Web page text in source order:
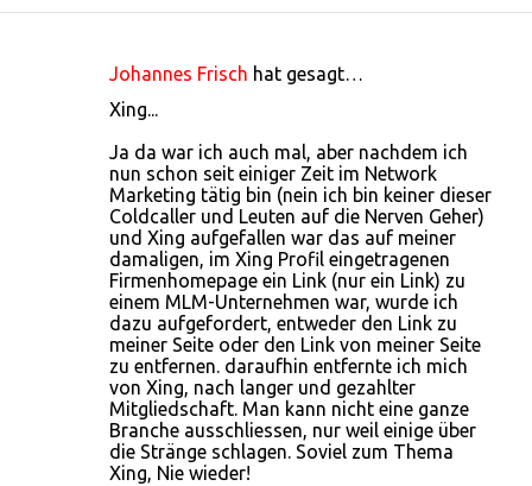
Johannes Frisch hat gesagt…
Xing...
Ja da war ich auch mal, aber nachdem ich
nun schon seit einiger Zeit im Network
Marketing tätig bin (nein ich bin keiner dieser
Coldcaller und Leuten auf die Nerven Geher)
und Xing aufgefallen war das auf meiner
damaligen, im Xing Profil eingetragenen
Firmenhomepage ein Link (nur ein Link) zu
einem MLM-Unternehmen war, wurde ich
dazu aufgefordert, entweder den Link zu
meiner Seite oder den Link von meiner Seite
zu entfernen. daraufhin entfernte ich mich
von Xing, nach langer und gezahlter
Mitgliedschaft. Man kann nicht eine ganze
Branche ausschliessen, nur weil einige über
die Stränge schlagen. Soviel zum Thema
Xing, Nie wieder!